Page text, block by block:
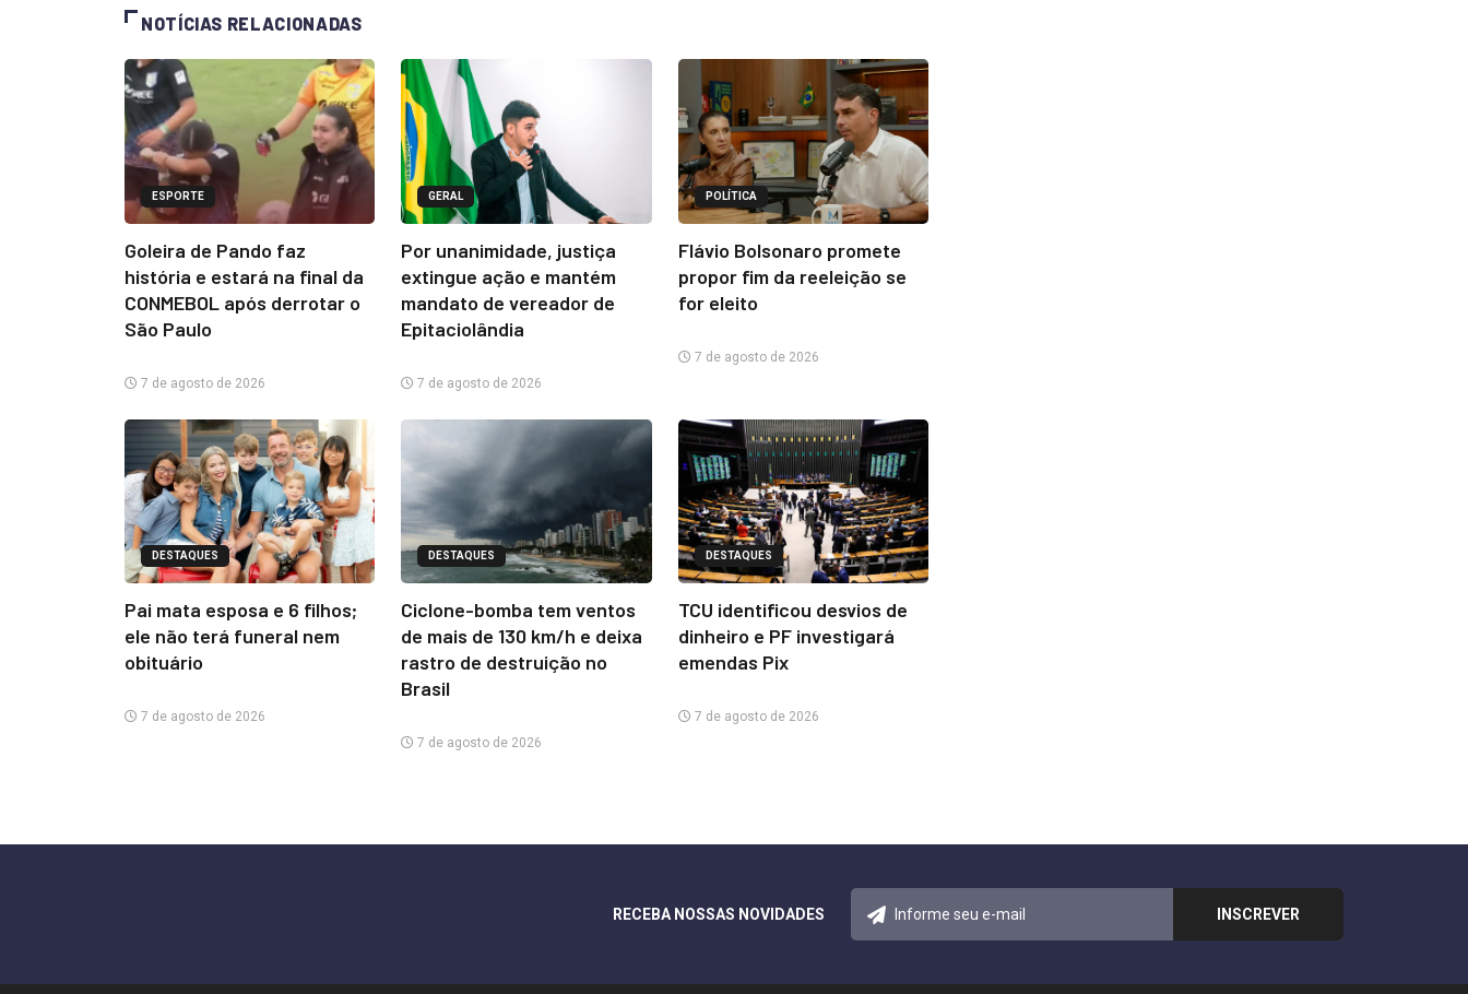
NOTÍCIAS RELACIONADAS
ESPORTE
Goleira de Pando faz
história e estará na final da
CONMEBOL após derrotar o
São Paulo
7 de agosto de 2026
GERAL
Por unanimidade, justiça
extingue ação e mantém
mandato de vereador de
Epitaciolândia
7 de agosto de 2026
POLÍTICA
Flávio Bolsonaro promete
propor fim da reeleição se
for eleito
7 de agosto de 2026
DESTAQUES
Pai mata esposa e 6 filhos;
ele não terá funeral nem
obituário
7 de agosto de 2026
DESTAQUES
Ciclone-bomba tem ventos
de mais de 130 km/h e deixa
rastro de destruição no
Brasil
7 de agosto de 2026
DESTAQUES
TCU identificou desvios de
dinheiro e PF investigará
emendas Pix
7 de agosto de 2026
RECEBA NOSSAS NOVIDADES